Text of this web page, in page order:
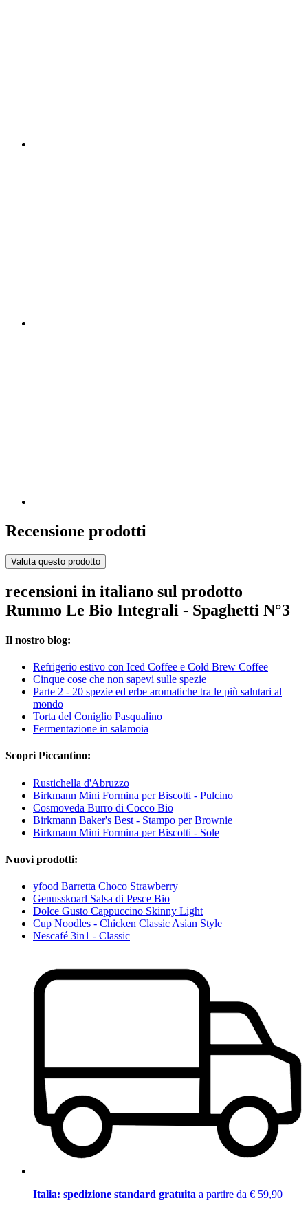
Recensione prodotti
Valuta questo prodotto
recensioni in italiano sul prodotto
Rummo Le Bio Integrali - Spaghetti N°3
Il nostro blog:
Refrigerio estivo con Iced Coffee e Cold Brew Coffee
Cinque cose che non sapevi sulle spezie
Parte 2 - 20 spezie ed erbe aromatiche tra le più salutari al
mondo
Torta del Coniglio Pasqualino
Fermentazione in salamoia
Scopri Piccantino:
Rustichella d'Abruzzo
Birkmann Mini Formina per Biscotti - Pulcino
Cosmoveda Burro di Cocco Bio
Birkmann Baker's Best - Stampo per Brownie
Birkmann Mini Formina per Biscotti - Sole
Nuovi prodotti:
yfood Barretta Choco Strawberry
Genusskoarl Salsa di Pesce Bio
Dolce Gusto Cappuccino Skinny Light
Cup Noodles - Chicken Classic Asian Style
Nescafé 3in1 - Classic
Italia: spedizione standard gratuita a partire da € 59,90